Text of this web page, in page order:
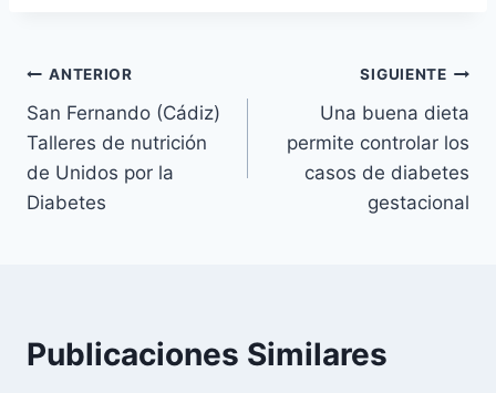
Navegación
de
entradas
ANTERIOR
San Fernando (Cádiz)
Talleres de nutrición
de Unidos por la
Diabetes
SIGUIENTE
Una buena dieta
permite controlar los
casos de diabetes
gestacional
Publicaciones Similares